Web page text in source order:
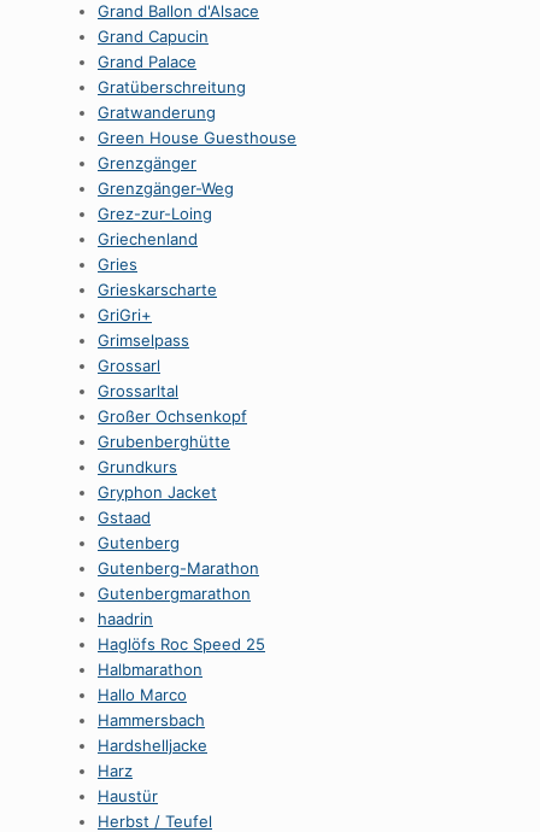
Grand Ballon d'Alsace
Grand Capucin
Grand Palace
Gratüberschreitung
Gratwanderung
Green House Guesthouse
Grenzgänger
Grenzgänger-Weg
Grez-zur-Loing
Griechenland
Gries
Grieskarscharte
GriGri+
Grimselpass
Grossarl
Grossarltal
Großer Ochsenkopf
Grubenberghütte
Grundkurs
Gryphon Jacket
Gstaad
Gutenberg
Gutenberg-Marathon
Gutenbergmarathon
haadrin
Haglöfs Roc Speed 25
Halbmarathon
Hallo Marco
Hammersbach
Hardshelljacke
Harz
Haustür
Herbst / Teufel